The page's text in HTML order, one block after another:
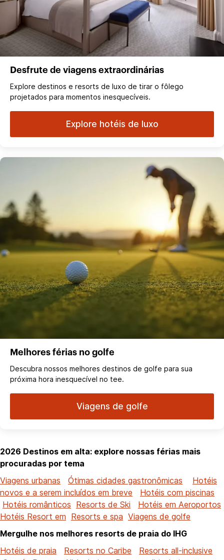
Desfrute de viagens extraordinárias
Explore destinos e resorts de luxo de tirar o fôlego
projetados para momentos inesquecíveis.
Explore hotéis de luxo
Melhores férias no golfe
Descubra nossos melhores destinos de golfe para sua
próxima hora inesquecível no tee.
Viagens de golfe
2026 Destinos em alta: explore nossas férias mais
procuradas por tema
Viagens urbanas
Ótimas cidades gastronômicas
Hotéis
novos e a serem incluídos em breve
Hotéis com piscinas
Hotéis românticos Resorts de Ski
Hotéis em Aeroportos
Hotéis Resort em Resorts e spa Viagens de golfe
Mergulhe nos melhores resorts de praia do IHG
Hotéis de praia
Resorts no Caribe
Resorts all-inclusive